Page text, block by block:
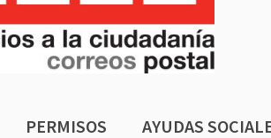
PERMISOS AYUDAS